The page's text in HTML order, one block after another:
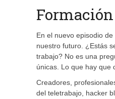
En el nuevo episodio
nuestro futuro. ¿Estás
trabajo? No es una
únicas. Lo que hay que
Creadores,
del teletrabajo, hacker